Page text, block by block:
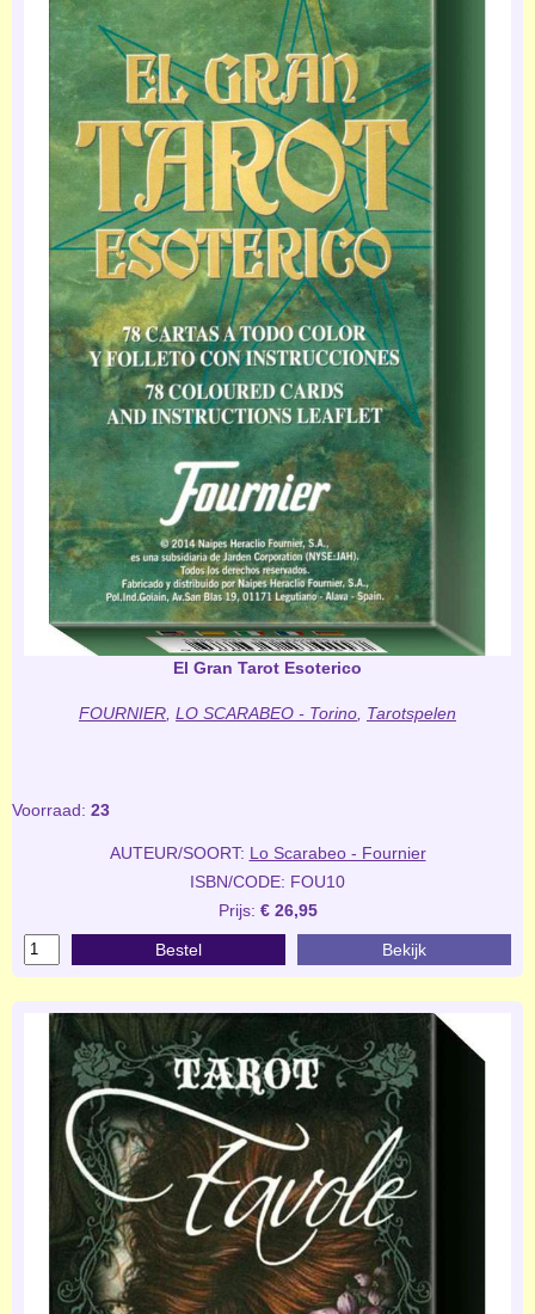
El Gran Tarot Esoterico
FOURNIER LO SCARABEO - Torino Tarotspelen
Voorraad: 23
AUTEUR/SOORT: Lo Scarabeo - Fournier
ISBN/CODE: FOU10
Prijs: € 26,95
Bestel Bekijk